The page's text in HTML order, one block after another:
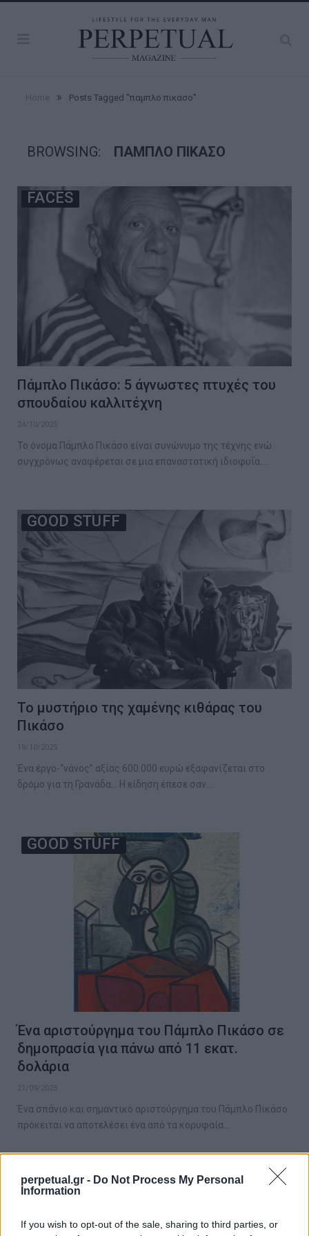
perpetual.gr - Do Not Process My Personal
Information
If you wish to opt-out of the sale, sharing to third parties, or
» Posts Tagged "παμπλο πικασο"
BROWSING: ΠΑΜΠΛΟ ΠΙΚΑΣΟ
FACES
Πάμπλο Πικάσο: 5 άγνωστες πτυχές του
σπουδαίου καλλιτέχνη
24/10/2025
Το όνομα Πάμπλο Πικάσο είναι συνώνυμο της τέχνης ενώ
συγχρόνως αναφέρεται σε μια επαναστατική ιδιοφυΐα.…
GOOD STUFF
Το μυστήριο της χαμένης κιθάρας του
Πικάσο
18/10/2025
Ένα έργο-“νάνος” αξίας 600.000 ευρώ εξαφανίζεται στο
δρόμο για τη Γρανάδα… Η είδηση έπεσε σαν…
GOOD STUFF
Ένα αριστούργημα του Πάμπλο Πικάσο σε
δημοπρασία για πάνω από 11 εκατ.
δολάρια
21/09/2025
Ένα σπάνιο και σημαντικό αριστούργημα του Πάμπλο Πικάσο
πρόκειται να αποτελέσει ένα από τα κορυφαία…
FACES